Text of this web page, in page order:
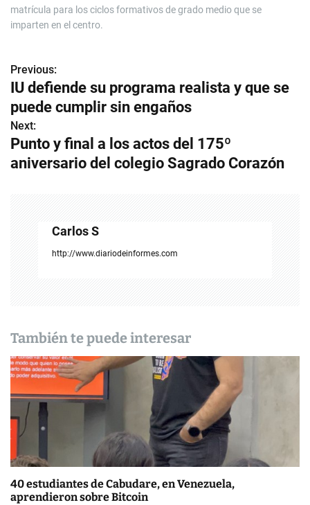
matrícula para los ciclos formativos de grado medio que se
imparten en el centro.
N
a
v
e
d
e
e
n
t
r
a
Previous:
IU defiende su programa realista y que se
puede cumplir sin engaños
Next:
Punto y final a los actos del 175º
aniversario del colegio Sagrado Corazón
Carlos S
http://www.diariodeinformes.com
También te puede interesar
40 estudiantes de Cabudare, en Venezuela,
aprendieron sobre Bitcoin